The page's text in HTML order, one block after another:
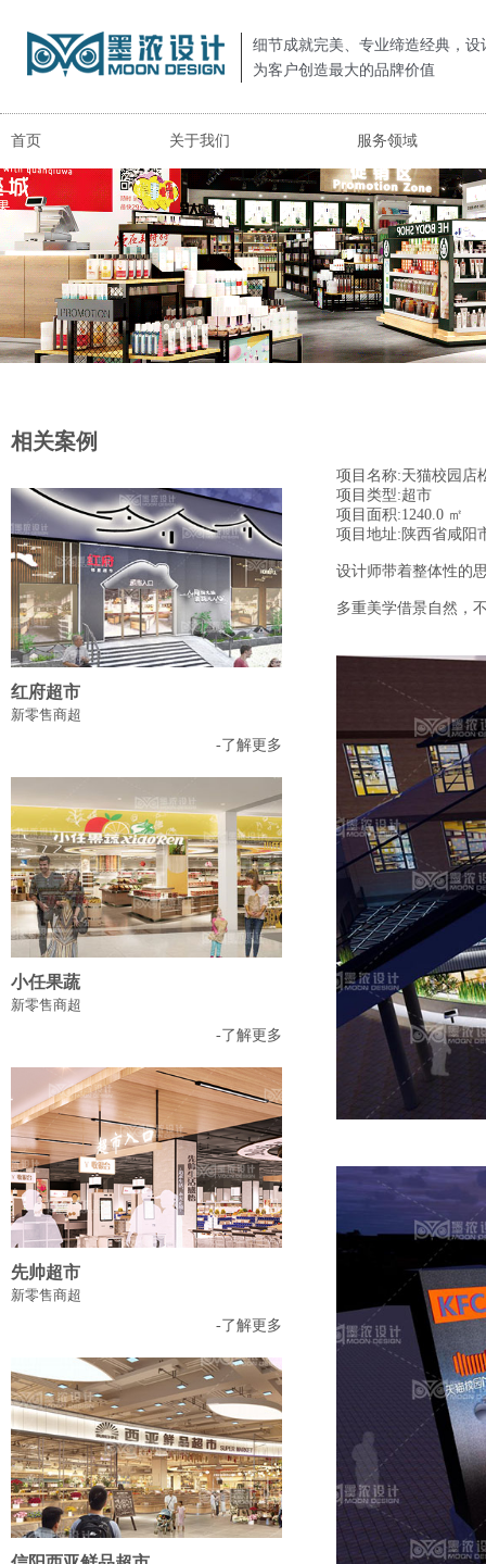
细节成就完美、专业缔造经典，设
为客户创造最大的品牌价值
首页 关于我们 服务领域
相关案例
红府超市
新零售商超
-了解更多
小任果蔬
新零售商超
-了解更多
先帅超市
新零售商超
-了解更多
项目名称:天猫校园店
项目类型:超市
项目面积:1240.0 ㎡
项目地址:陕西省咸阳
设计师带着整体性的
多重美学借景自然，